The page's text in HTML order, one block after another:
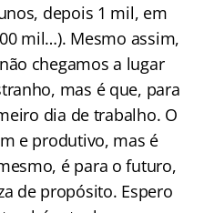
depois 1 mil, em
mil…). Mesmo assim,
chegamos a lugar
mas é que, para
dia de trabalho. O
e produtivo, mas é
é para o futuro,
de propósito. Espero